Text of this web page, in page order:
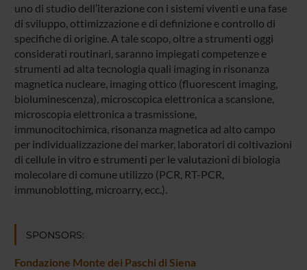
uno di studio dell’iterazione con i sistemi viventi e una fase
di sviluppo, ottimizzazione e di definizione e controllo di
specifiche di origine. A tale scopo, oltre a strumenti oggi
considerati routinari, saranno impiegati competenze e
strumenti ad alta tecnologia quali imaging in risonanza
magnetica nucleare, imaging ottico (fluorescent imaging,
bioluminescenza), microscopica elettronica a scansione,
microscopia elettronica a trasmissione,
immunocitochimica, risonanza magnetica ad alto campo
per individualizzazione dei marker, laboratori di coltivazioni
di cellule in vitro e strumenti per le valutazioni di biologia
molecolare di comune utilizzo (PCR, RT-PCR,
immunoblotting, microarry, ecc.).
SPONSORS:
Fondazione Monte dei Paschi di Siena